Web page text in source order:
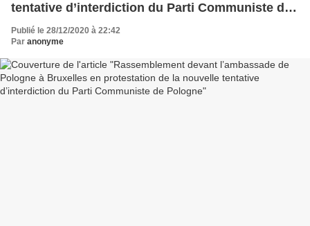
tentative d’interdiction du Parti Communiste de
Pologne
Publié le 28/12/2020 à 22:42
Par anonyme